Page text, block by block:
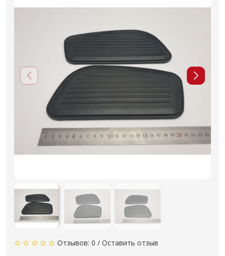
Отзывов: 0 / Оставить отзыв